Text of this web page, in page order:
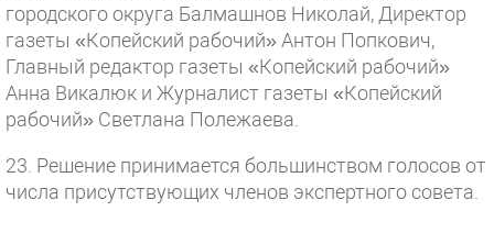
городского округа Балмашнов Николай, Директор
газеты «Копейский рабочий» Антон Попкович,
Главный редактор газеты «Копейский рабочий»
Анна Викалюк и Журналист газеты «Копейский
рабочий» Светлана Полежаева.
23. Решение принимается большинством голосов от
числа присутствующих членов экспертного совета.